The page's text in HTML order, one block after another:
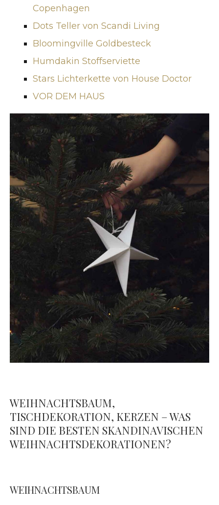
Copenhagen
Dots Teller von Scandi Living
Bloomingville Goldbesteck
Humdakin Stoffserviette
Stars Lichterkette von House Doctor
VOR DEM HAUS
WEIHNACHTSBAUM,
TISCHDEKORATION, KERZEN – WAS
SIND DIE BESTEN SKANDINAVISCHEN
WEIHNACHTSDEKORATIONEN?
WEIHNACHTSBAUM